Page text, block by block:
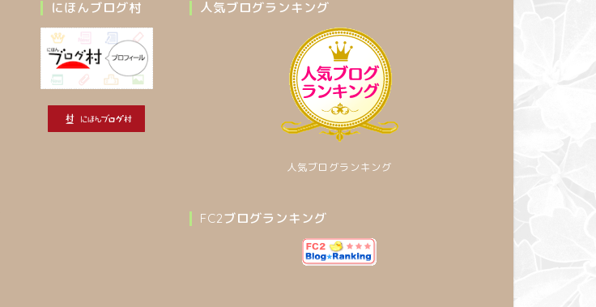
にほんブログ村 人気ブログランキング
人気ブログランキング
FC2ブログランキング